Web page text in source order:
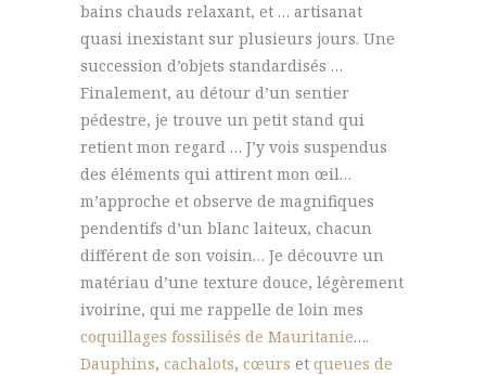
bains chauds relaxant, et … artisanat
quasi inexistant sur plusieurs jours. Une
succession d’objets standardisés …
Finalement, au détour d’un sentier
pédestre, je trouve un petit stand qui
retient mon regard … J’y vois suspendus
des éléments qui attirent mon œil…
m’approche et observe de magnifiques
pendentifs d’un blanc laiteux, chacun
différent de son voisin… Je découvre un
matériau d’une texture douce, légèrement
ivoirine, qui me rappelle de loin mes
coquillages fossilisés de Mauritanie….
Dauphins, cachalots, cœurs et queues de